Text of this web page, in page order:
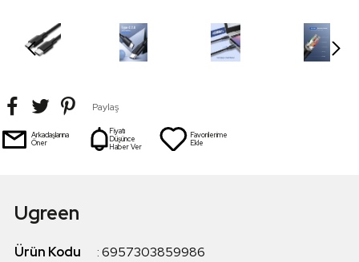
Paylaş
Arkadaşlarına
Öner
Fiyatı
Düşünce
Haber Ver
Favorilerime
Ekle
Ugreen
Ürün Kodu :6957303859986